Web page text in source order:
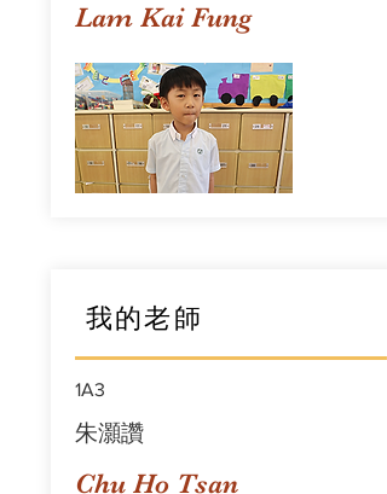
Lam Kai Fung
我的老師
1A3
朱灝讚
Chu Ho Tsan